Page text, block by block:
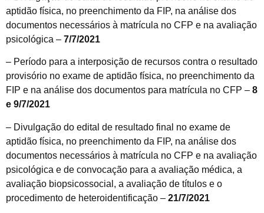
aptidão física, no preenchimento da FIP, na análise dos
documentos necessários à matrícula no CFP e na avaliação
psicológica – 7/7/2021
– Período para a interposição de recursos contra o resultado
provisório no exame de aptidão física, no preenchimento da
FIP e na análise dos documentos para matrícula no CFP – 8
e 9/7/2021
– Divulgação do edital de resultado final no exame de
aptidão física, no preenchimento da FIP, na análise dos
documentos necessários à matrícula no CFP e na avaliação
psicológica e de convocação para a avaliação médica, a
avaliação biopsicossocial, a avaliação de títulos e o
procedimento de heteroidentificação – 21/7/2021